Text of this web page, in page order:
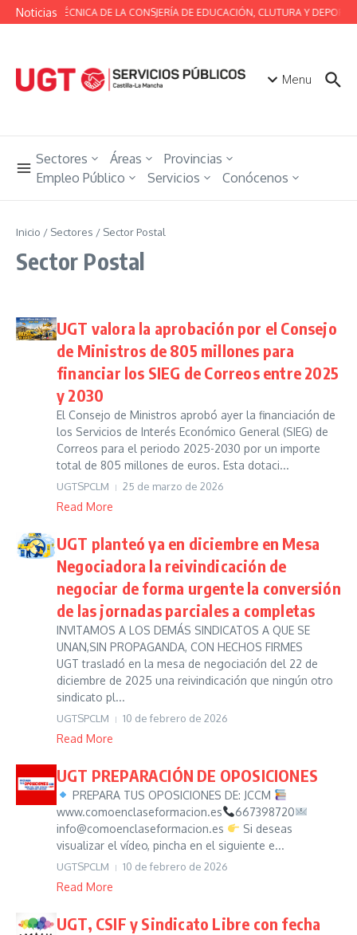
Saltar al contenido
Noticias
MESA TÉCNICA DE LA CONSJERÍA DE EDUCACIÓN, CLUTURA Y
Menu
Sectores Áreas
Provincias
Empleo Público
Servicios Conócenos
Inicio / Sectores / Sector Postal
Sector Postal
UGT valora la aprobación por el Consejo
de Ministros de 805 millones para
financiar los SIEG de Correos entre 2025
y 2030
El Consejo de Ministros aprobó ayer la financiación de
los Servicios de Interés Económico General (SIEG) de
Correos para el periodo 2025-2030 por un importe
total de 805 millones de euros. Esta dotaci...
UGTSPCLM 25 de marzo de 2026
Read More
UGT planteó ya en diciembre en Mesa
Negociadora la reivindicación de
negociar de forma urgente la conversión
de las jornadas parciales a completas
INVITAMOS A LOS DEMÁS SINDICATOS A QUE SE
UNAN,SIN PROPAGANDA, CON HECHOS FIRMES
UGT trasladó en la mesa de negociación del 22 de
diciembre de 2025 una reivindicación que ningún otro
sindicato pl...
UGTSPCLM 10 de febrero de 2026
Read More
UGT PREPARACIÓN DE OPOSICIONES
PREPARA TUS OPOSICIONES DE: JCCM
www.comoenclaseformacion.es
667398720
info@comoenclaseformacion.es
Si deseas
visualizar el vídeo, pincha en el siguiente e...
UGTSPCLM 10 de febrero de 2026
Read More
UGT, CSIF y Sindicato Libre con fecha